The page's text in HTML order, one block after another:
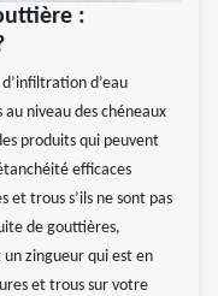
:
d’eau
niveau des chéneaux
produits qui peuvent
efficaces
et trous s’ils ne sont pas
de gouttières,
un zingueur qui est en
et trous sur votre